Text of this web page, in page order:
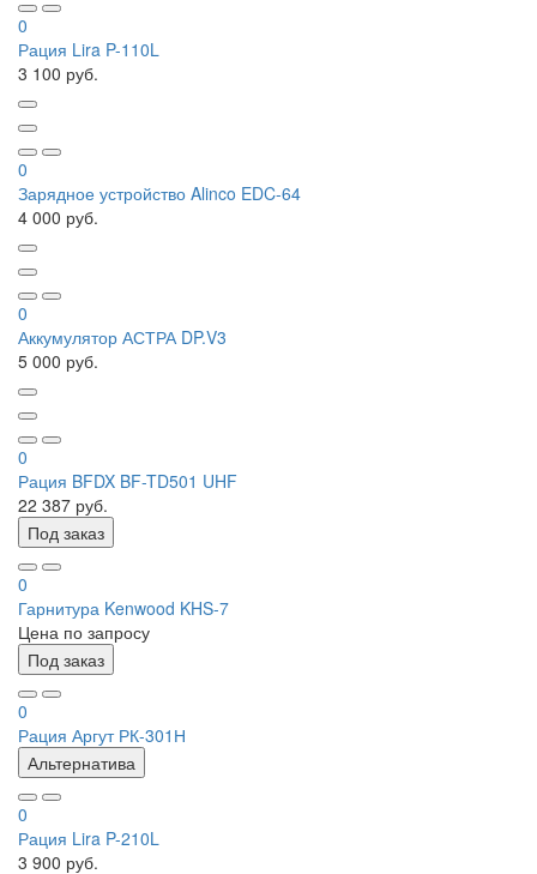
0
Рация Lira P-110L
3 100 руб.
0
Зарядное устройство Alinco EDC-64
4 000 руб.
0
Аккумулятор АСТРА DP.V3
5 000 руб.
0
Рация BFDX BF-TD501 UHF
22 387 руб.
Под заказ
0
Гарнитура Kenwood KHS-7
Цена по запросу
Под заказ
0
Рация Аргут РК-301Н
Альтернатива
0
Рация Lira P-210L
3 900 руб.